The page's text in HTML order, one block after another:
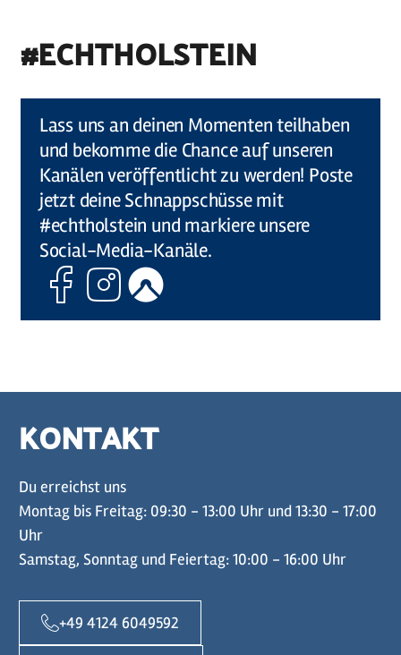
#ECHTHOLSTEIN
Lass uns an deinen Momenten teilhaben
und bekomme die Chance auf unseren
Kanälen veröffentlicht zu werden! Poste
jetzt deine Schnappschüsse mit
#echtholstein und markiere unsere
Social-Media-Kanäle.
FacebookInstagram
Komoot
KONTAKT
Du erreichst uns
Montag bis Freitag: 09:30 - 13:00 Uhr und 13:30 - 17:00
Uhr
Samstag, Sonntag und Feiertag: 10:00 - 16:00 Uhr
+49 4124 6049592